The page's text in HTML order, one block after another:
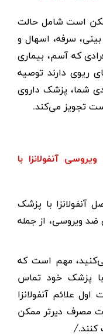
است شامل حالت
سرفه، اسهال و
که آسم، بیماری
ریوی دارند توصیه
شما، پزشک داروی
تجویز می‌کند.
آنفولانزا با
آنفولانزا با پزشک
ضد ویروسی، از جمله
می‌کنید، مهم است که
پزشک خود تماس
اول علائم آنفولانزا
مصرف دیرتر ممکن
کنند./